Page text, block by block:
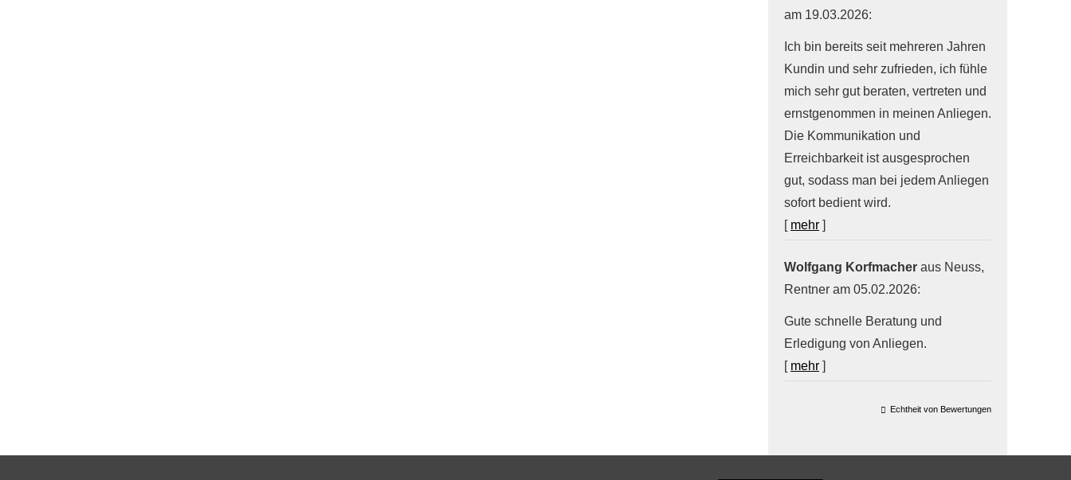
am 19.03.2026:
Ich bin bereits seit mehreren Jahren
Kundin und sehr zufrieden, ich fühle
mich sehr gut beraten, vertreten und
ernstgenommen in meinen Anliegen.
Die Kommunikation und
Erreichbarkeit ist ausgesprochen
gut, sodass man bei jedem Anliegen
sofort bedient wird.
[ mehr ]
Wolfgang Korfmacher aus Neuss,
Rentner am 05.02.2026:
Gute schnelle Beratung und
Erledigung von Anliegen.
[ mehr ]
Echtheit von Bewertungen